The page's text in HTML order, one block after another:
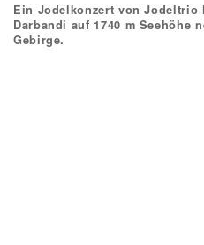
Ein Jodelkonzert von Jodeltrio
Darbandi auf 1740 m Seehöhe
Gebirge.